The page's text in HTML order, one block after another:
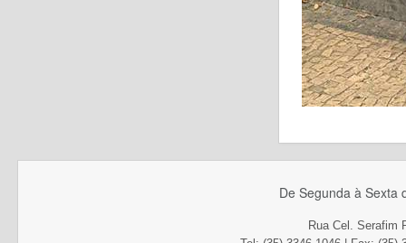
De Segunda à Sexta
Rua Cel. Serafim